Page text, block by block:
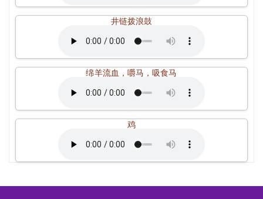
井链拨浪鼓
绵羊流血，嚼马，吸食马
鸡